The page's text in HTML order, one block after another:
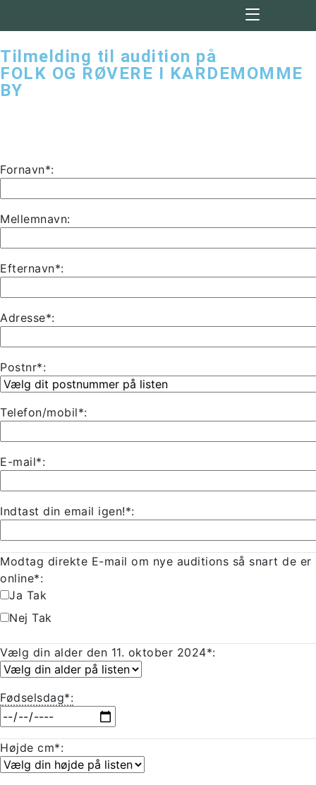
Tilmelding til audition på
FOLK OG RØVERE I KARDEMOMME
BY
Fornavn*:
Mellemnavn:
Efternavn*:
Adresse*:
Postnr*:
Telefon/mobil*:
E-mail*:
Indtast din email igen!*:
Modtag direkte E-mail om nye auditions så snart de er
online*:
Ja Tak
Nej Tak
Vælg din alder den 11. oktober 2024*:
Fødselsdag*:
Højde cm*: